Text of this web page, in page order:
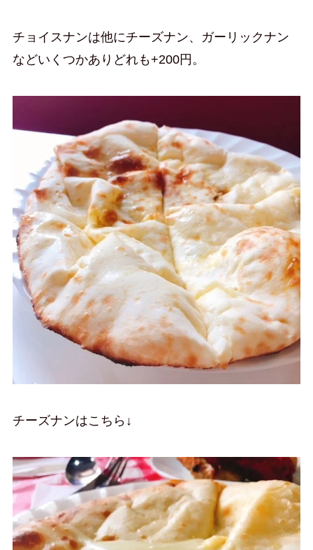
チョイスナンは他にチーズナン、ガーリックナン
などいくつかありどれも+200円。
チーズナンはこちら↓